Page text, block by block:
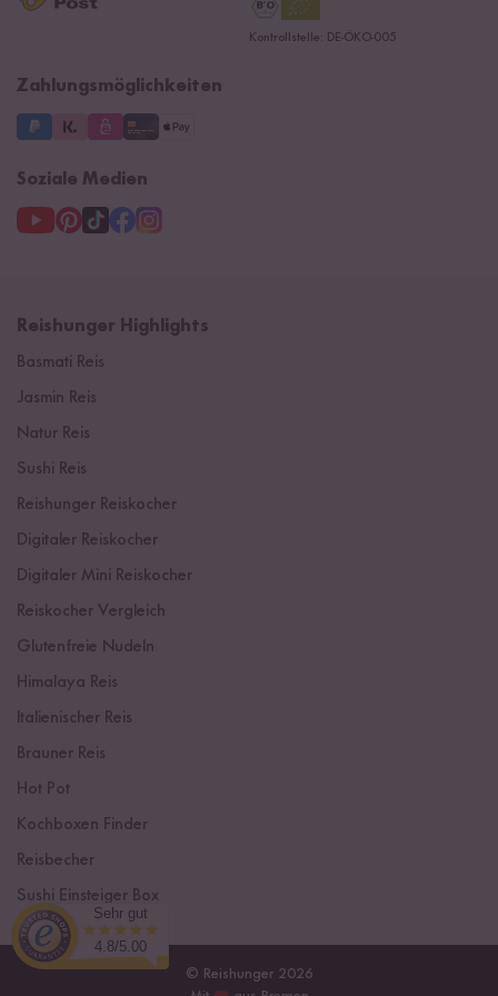
Kontrollstelle: DE-ÖKO-005
Zahlungsmöglichkeiten
Soziale Medien
Reishunger Highlights
Basmati Reis
Jasmin Reis
Natur Reis
Sushi Reis
Reishunger Reiskocher
Digitaler Reiskocher
Digitaler Mini Reiskocher
Reiskocher Vergleich
Glutenfreie Nudeln
Himalaya Reis
Italienischer Reis
Brauner Reis
Hot Pot
Kochboxen Finder
Reisbecher
Sushi Einsteiger Box
© Reishunger 2026
Sehr gut
4.8/5.00